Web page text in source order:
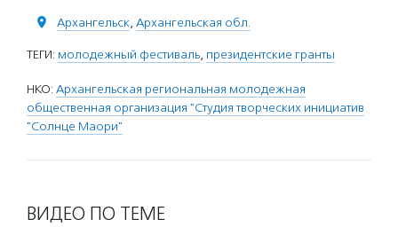
Архангельск, Архангельская обл.
ТЕГИ: молодежный фестиваль, президентские гранты
НКО: Архангельская региональная молодежная
общественная организация "Студия творческих инициатив
"Солнце Маори"
ВИДЕО ПО ТЕМЕ